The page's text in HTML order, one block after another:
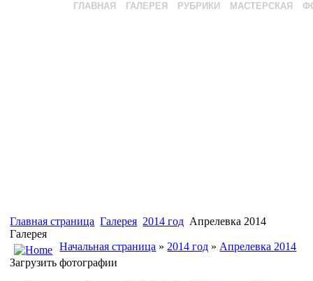
ГЛАВНАЯ ГАЛЕРЕЯ РУБРИКИ МАСТЕРСКАЯ
Главная страница Галерея 2014 год Апрелевка 2014
Галерея
Начальная страница » 2014 год » Апрелевка 2014
Загрузить фотографии